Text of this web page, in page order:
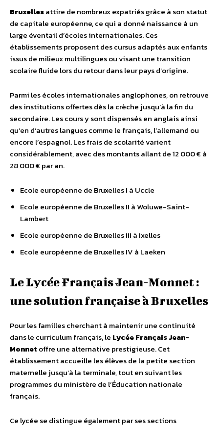
Bruxellesattire de nombreux expatriés grâce à son statut
de capitale européenne, ce qui a donné naissance à un
large éventail d’écoles internationales. Ces
établissements proposent des cursus adaptés aux enfants
issus de milieux multilingues ou visant une transition
scolaire fluide lors du retour dans leur pays d’origine.
Parmi les écoles internationales anglophones, on retrouve
des institutions offertes dès la crèche jusqu’à la fin du
secondaire. Les cours y sont dispensés en anglais ainsi
qu’en d’autres langues comme le français, l’allemand ou
encore l’espagnol. Les frais de scolarité varient
considérablement, avec des montants allant de 12 000 € à
28 000 € par an.
Ecole européenne de Bruxelles I à Uccle
Ecole européenne de Bruxelles II à Woluwe-Saint-
Lambert
Ecole européenne de Bruxelles III à Ixelles
Ecole européenne de Bruxelles IV à Laeken
Le Lycée Français Jean-Monnet :
une solution française à Bruxelles
Pour les familles cherchant à maintenir une continuité
dans le curriculum français, le Lycée Français Jean-
Monnet offre une alternative prestigieuse. Cet
établissement accueille les élèves de la petite section
maternelle jusqu’à la terminale, tout en suivant les
programmes du ministère de l’Éducation nationale
français.
Ce lycée se distingue également par ses sections